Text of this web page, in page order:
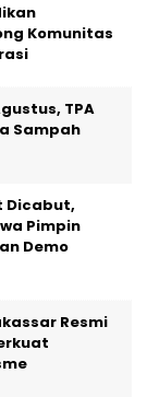
Komunitas
TPA
Sampah
Dicabut,
Pimpin
Demo
Resmi